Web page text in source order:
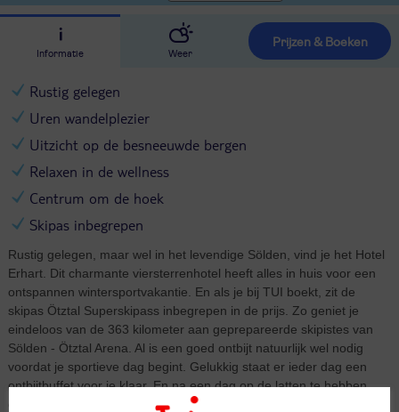
Informatie Weer
Prijzen & Boeken
Rustig gelegen
Uren wandelplezier
Uitzicht op de besneeuwde bergen
Relaxen in de wellness
Centrum om de hoek
Skipas inbegrepen
Rustig gelegen, maar wel in het levendige Sölden, vind je het Hotel
Erhart. Dit charmante viersterrenhotel heeft alles in huis voor een
ontspannen wintersportvakantie. En als je bij TUI boekt, zit de
skipas Ötztal Superskipass inbegrepen in de prijs. Zo geniet je
eindeloos van de 363 kilometer aan geprepareerde skipistes van
Sölden - Ötztal Arena. Al is een goed ontbijt natuurlijk wel nodig
voordat je sportieve dag begint. Gelukkig staat er ieder dag een
ontbijtbuffet voor je klaar. En na een dag op de latten te hebben
gestaan, warm je weer op in de wellness van Hotel Erhart. Ontspan